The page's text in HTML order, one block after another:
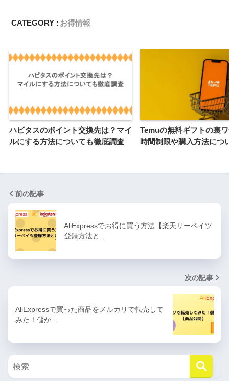
CATEGORY : お得情報
ハピタスのポイント交換先は？マイ
ルにする方法についても徹底調査
Temuの無料ギフトの裏
時間制限や購入方法につ
前の記事
AliExpressでお得に買う方法【楽天リーベイツ
登録方法と…
次の記事
AliExpressで買った商品をメルカリで転売して
みた！儲か…